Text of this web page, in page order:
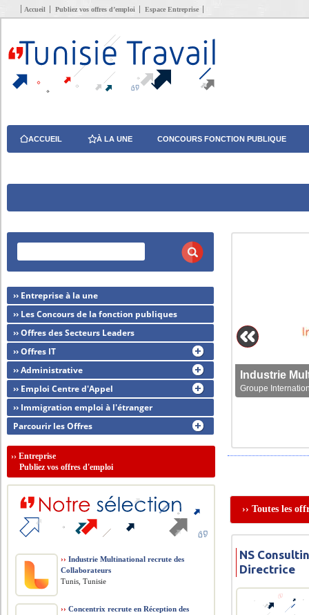
Accueil Publiez vos offres d’emploi Espace Entreprise
ACCUEIL À LA UNE CONCOURS FONCTION PUBLIQUE
Groupe
›› Toutes les
NS
Directrice
›› Entreprise à la une
›› Les Concours de la fonction publiques
›› Offres des Secteurs Leaders
›› Offres IT
›› Administrative
›› Emploi Centre d'Appel
›› Immigration emploi à l'étranger
Parcourir les Offres
››Entreprise
Publiez vos offres d'emploi
›› Industrie Multinational recrute des
Collaborateurs
Tunis, Tunisie
›› Concentrix recrute en Réception des